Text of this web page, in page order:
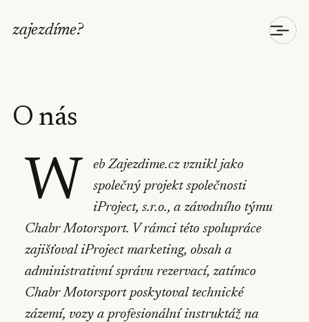
zajezdíme?
O nás
W
eb Zajezdime.cz vznikl jako
společný projekt společnosti
iProject, s.r.o., a závodního týmu
Chabr Motorsport. V rámci této spolupráce
zajišťoval iProject marketing, obsah a
administrativní správu rezervací, zatímco
Chabr Motorsport poskytoval technické
zázemí, vozy a profesionální instruktáž na